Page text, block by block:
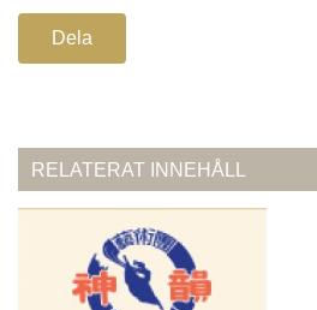
Dela
RELATERAT INNEHÅLL